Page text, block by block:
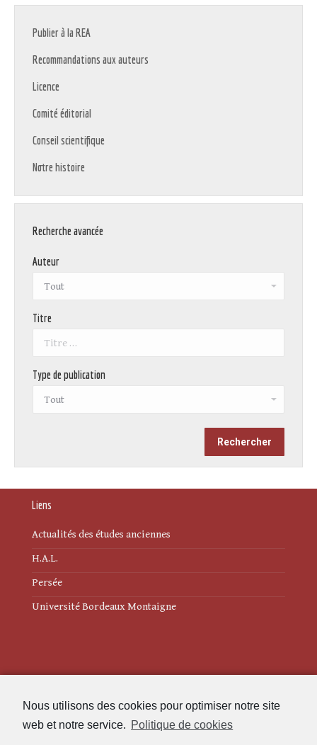
Nous utilisons des cookies pour optimiser notre site
web et notre service. Politique de cookies
Publier à la REA
Recommandations aux auteurs
Licence
Comité éditorial
Conseil scientifique
Notre histoire
Recherche avancée
Auteur
Titre
Type de publication
Liens
Actualités des études anciennes
H.A.L.
Persée
Université Bordeaux Montaigne
Politique de cookies (UE)